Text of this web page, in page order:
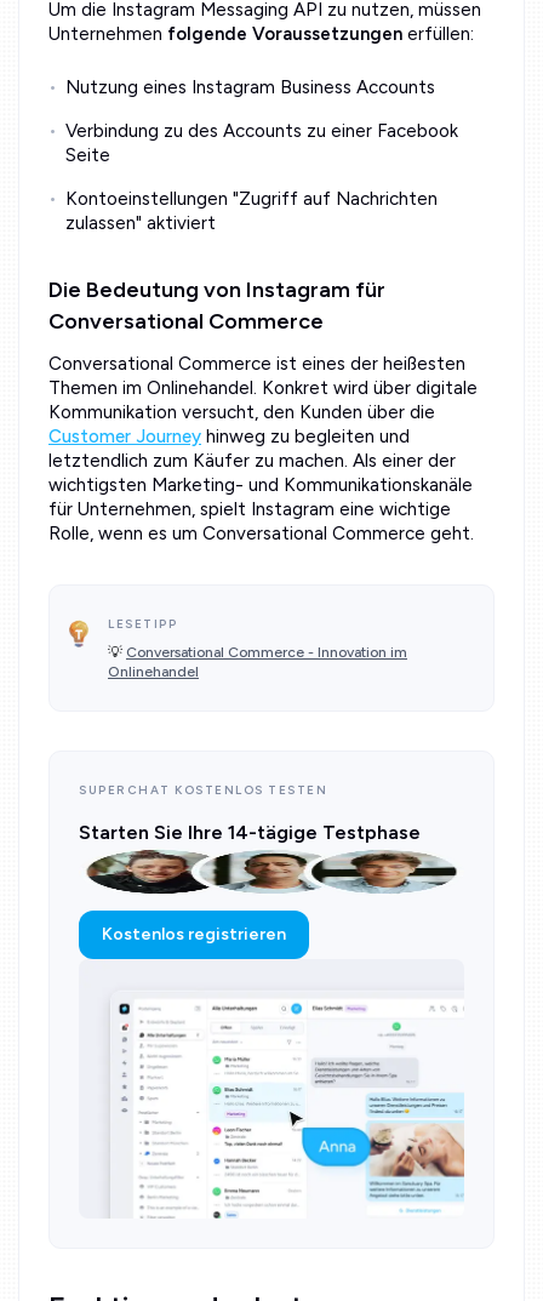
Um die Instagram Messaging API zu nutzen, müssen
Unternehmen folgende Voraussetzungen erfüllen:
Nutzung eines Instagram Business Accounts
Verbindung zu des Accounts zu einer Facebook
Seite
Kontoeinstellungen "Zugriff auf Nachrichten
zulassen" aktiviert
Die Bedeutung von Instagram für
Conversational Commerce
Conversational Commerce ist eines der heißesten
Themen im Onlinehandel. Konkret wird über digitale
Kommunikation versucht, den Kunden über die
Customer Journey hinweg zu begleiten und
letztendlich zum Käufer zu machen. Als einer der
wichtigsten Marketing- und Kommunikationskanäle
für Unternehmen, spielt Instagram eine wichtige
Rolle, wenn es um Conversational Commerce geht.
LESETIPP
💡 Conversational Commerce - Innovation im
Onlinehandel
SUPERCHAT KOSTENLOS TESTEN
Starten Sie Ihre 14-tägige Testphase
Kostenlos registrieren